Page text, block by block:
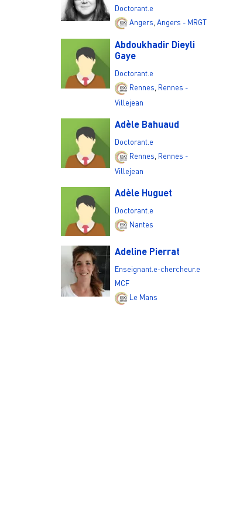
Doctorant.e
Angers ,Angers - MRGT
Abdoukhadir Dieyli
Gaye
Doctorant.e
Rennes, Rennes -
Villejean
Adèle Bahuaud
Doctorant.e
Rennes Rennes -
Villejean
Adèle Huguet
Doctorant.e
Nantes
Adeline Pierrat
Enseignant.e-chercheur.e
MCF
Le Mans